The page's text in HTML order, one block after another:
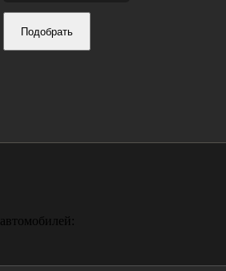
Подобрать
автомобилей: